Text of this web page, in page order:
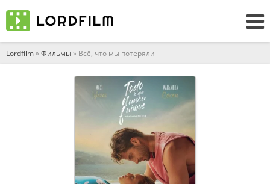
Lordfilm»Фильмы» Всё, что мы потеряли